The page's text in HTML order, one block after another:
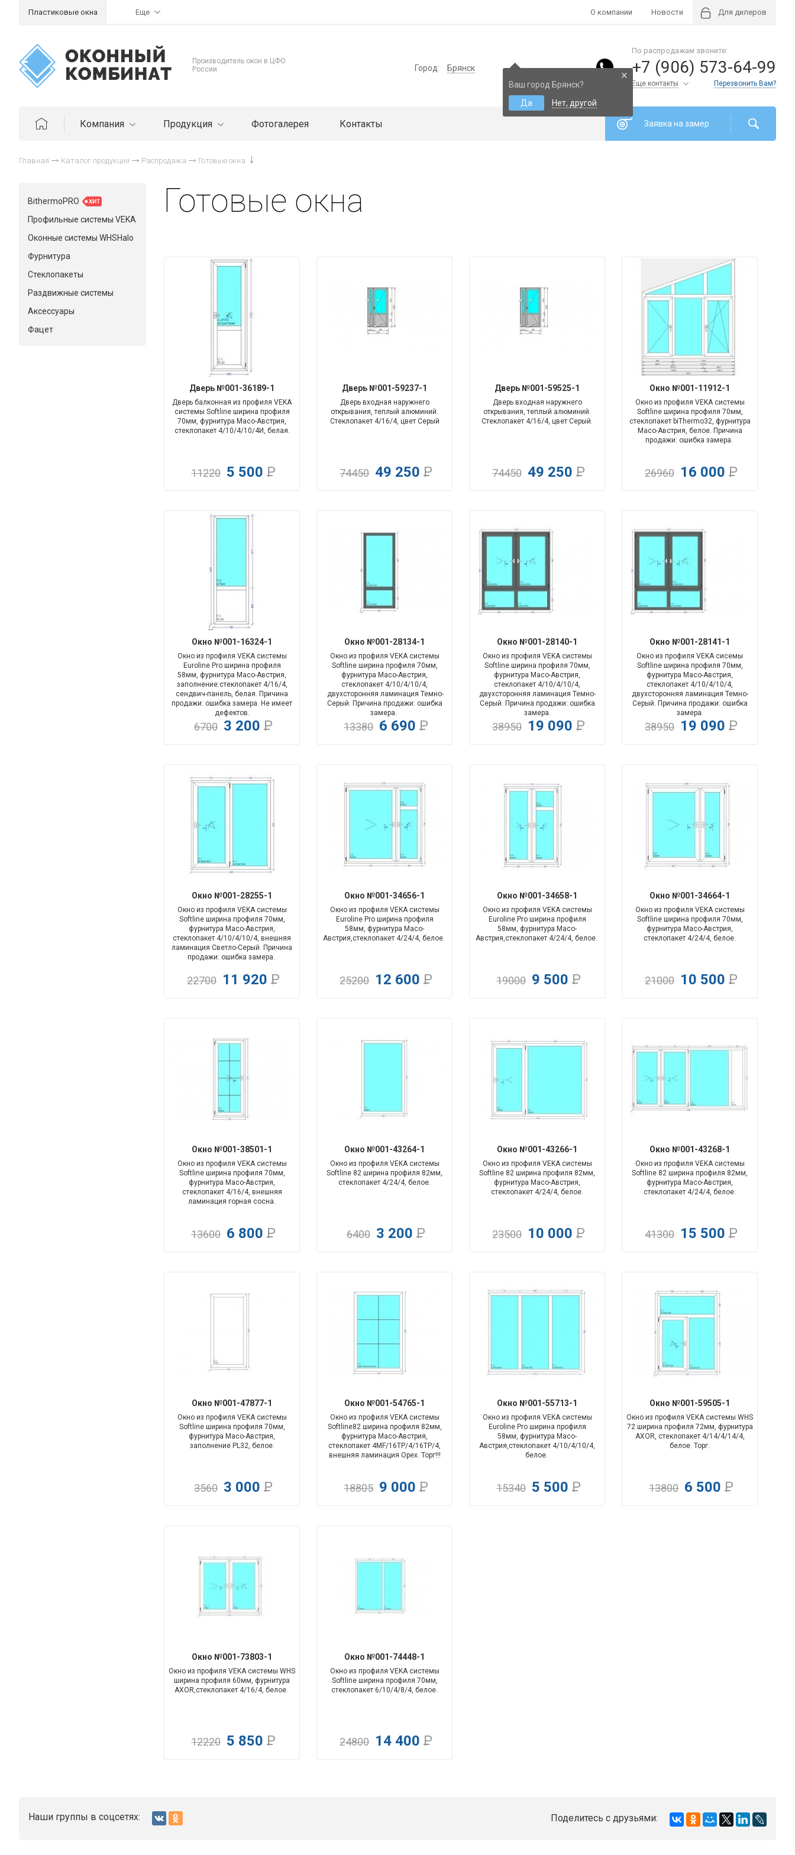
О компании Новости Для дилеров
Пластиковые окна Еще
Производитель окон в ЦФО
России
Город: Брянск ×
Ваш город Брянск?
Да
Нет, другой
По распродажам звоните:
+7 (906) 573-64-99
Перезвонить Вам?
Еще контакты
Заявка на замер
Компания Продукция Фотогалерея Контакты
Главная Каталог продукции Распродажа Готовые окна
Готовые окна
Дверь №001-36189-1
Дверь балконная из профиля VEKA
системы Softline ширина профиля
70мм, фурнитура Maco-Австрия,
стеклопакет 4/10/4/10/4И, белая.
11220 5 500Р
Дверь №001-59237-1
Дверь входная наружнего
открывания, теплый алюминий.
Стеклопакет 4/16/4, цвет Серый
74450 49 250Р
Дверь №001-59525-1
Дверь входная наружнего
открывания, теплый алюминий.
Стеклопакет 4/16/4, цвет Серый.
74450 49 250Р
-69%
Окно №001-11912-1
Окно из профиля VEKA системы
Softline ширина профиля 70мм,
стеклопакет biThermo32, фурнитура
Maco-Австрия, белое. Причина
продажи: ошибка замера.
26960 16 000Р
Окно №001-16324-1
Окно из профиля VEKA системы
Euroline Pro ширина профиля
58мм, фурнитура Maco-Австрия,
заполнение:стеклопакет 4/16/4,
сендвич-панель, белая. Причина
продажи: ошибка замера. Не имеет
дефектов.
6700 3 200Р
Окно №001-28134-1
Окно из профиля VEKA системы
Softline ширина профиля 70мм,
фурнитура Maco-Австрия,
стеклопакет 4/10/4/10/4,
двухсторонняя ламинация Темно-
Серый. Причина продажи: ошибка
замера.
13380 6 690Р
Окно №001-28140-1
Окно из профиля VEKA системы
Softline ширина профиля 70мм,
фурнитура Maco-Австрия,
стеклопакет 4/10/4/10/4,
двухсторонняя ламинация Темно-
Серый. Причина продажи: ошибка
замера.
38950 19 090Р
Окно №001-28141-1
Окно из профиля VEKA сисемы
Softline ширина профиля 70мм,
фурнитура Maco-Австрия,
стеклопакет 4/10/4/10/4,
двухсторонняя ламинация Темно-
Серый. Причина продажи: ошибка
замера.
38950 19 090Р
-90%
Окно №001-28255-1
Окно из профиля VEKA системы
Softline ширина профиля 70мм,
фурнитура Maco-Австрия,
стеклопакет 4/10/4/10/4, внешняя
ламинация Светло-Серый. Причина
продажи: ошибка замера.
22700 11 920Р
-100%
Окно №001-34656-1
Окно из профиля VEKA системы
Euroline Pro ширина профиля
58мм, фурнитура Maco-
Австрия,стеклопакет 4/24/4, белое.
25200 12 600Р
Окно №001-34658-1
Окно из профиля VEKA системы
Euroline Pro ширина профиля
58мм, фурнитура Maco-
Австрия,стеклопакет 4/24/4, белое.
19000 9 500Р
-100%
Окно №001-34664-1
Окно из профиля VEKA системы
Softline ширина профиля 70мм,
фурнитура Maco-Австрия,
стеклопакет 4/24/4, белое.
21000 10 500Р
Окно №001-38501-1
Окно из профиля VEKA системы
Softline ширина профиля 70мм,
фурнитура Maco-Австрия,
стеклопакет 4/16/4, внешняя
ламинация горная сосна.
13600 6 800Р
Окно №001-43264-1
Окно из профиля VEKA системы
Softline 82 ширина профиля 82мм,
стеклопакет 4/24/4, белое.
6400 3 200Р
-135%
Окно №001-43266-1
Окно из профиля VEKA системы
Softline 82 ширина профиля 82мм,
фурнитура Maco-Австрия,
стеклопакет 4/24/4, белое.
23500 10 000Р
Окно №001-43268-1
Окно из профиля VEKA системы
Softline 82 ширина профиля 82мм,
фурнитура Maco-Австрия,
стеклопакет 4/24/4, белое.
41300 15 500Р
Окно №001-47877-1
Окно из профиля VEKA системы
Softline ширина профиля 70мм,
фурнитура Maco-Австрия,
заполнение PL32, белое.
3560 3 000Р
Окно №001-54765-1
Окно из профиля VEKA системы
Softline82 ширина профиля 82мм,
фурнитура Maco-Австрия,
стеклопакет 4MF/16ТР/4/16ТР/4,
внешняя ламинация Орех. Торг!!!
18805 9 000Р
-179%
Окно №001-55713-1
Окно из профиля VEKA системы
Euroline Pro ширина профиля
58мм, фурнитура Maco-
Австрия,стеклопакет 4/10/4/10/4,
белое.
15340 5 500Р
Окно №001-59505-1
Окно из профиля VEKA системы WHS
72 ширина профиля 72мм, фурнитура
AXOR, стеклопакет 4/14/4/14/4,
белое. Торг.
13800 6 500Р
Окно №001-73803-1
Окно из профиля VEKA системы WHS
ширина профиля 60мм, фурнитура
AXOR,стеклопакет 4/16/4, белое.
12220 5 850Р
Окно №001-74448-1
Окно из профиля VEKA системы
Softline ширина профиля 70мм,
стеклопакет 6/10/4/8/4, белое.
24800 14 400Р
BithermoPRO
Профильные системы VEKA
Оконные системы WHSHalo
Фурнитура
Стеклопакеты
Раздвижные системы
Аксессуары
Фацет
Наши группы в соцсетях: Поделитесь с друзьями: